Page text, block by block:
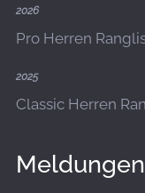
2026
Pro Herren
2025
Classic Herren
Meldungen